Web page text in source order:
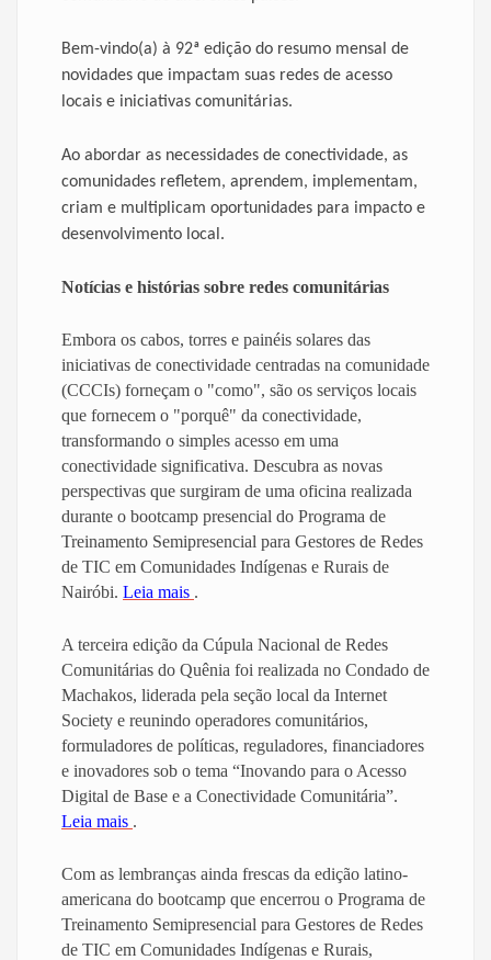
Bem-vindo(a) à 92ª edição do resumo mensal de
novidades que impactam suas redes de acesso
locais e iniciativas comunitárias.
Ao abordar as necessidades de conectividade, as
comunidades refletem, aprendem, implementam,
criam e multiplicam oportunidades para impacto e
desenvolvimento local.
Notícias e histórias sobre redes comunitárias
Embora os cabos, torres e painéis solares das
iniciativas de conectividade centradas na comunidade
(CCCIs) forneçam o "como", são os serviços locais
que fornecem o "porquê" da conectividade,
transformando o simples acesso em uma
conectividade significativa. Descubra as novas
perspectivas que surgiram de uma oficina realizada
durante o bootcamp presencial do Programa de
Treinamento Semipresencial para Gestores de Redes
de TIC em Comunidades Indígenas e Rurais de
Nairóbi. Leia mais .
A terceira edição da Cúpula Nacional de Redes
Comunitárias do Quênia foi realizada no Condado de
Machakos, liderada pela seção local da Internet
Society e reunindo operadores comunitários,
formuladores de políticas, reguladores, financiadores
e inovadores sob o tema “Inovando para o Acesso
Digital de Base e a Conectividade Comunitária”.
Leia mais .
Com as lembranças ainda frescas da edição latino-
americana do bootcamp que encerrou o Programa de
Treinamento Semipresencial para Gestores de Redes
de TIC em Comunidades Indígenas e Rurais,